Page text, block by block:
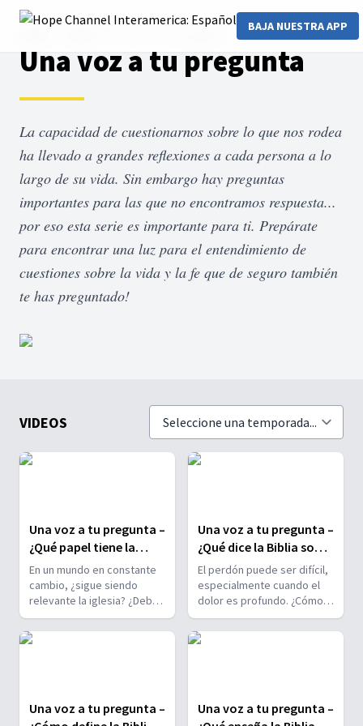
BAJA NUESTRA APP
Una voz a tu pregunta
La capacidad de cuestionarnos sobre lo que nos rodea
ha llevado a grandes reflexiones a cada persona a lo
largo de su vida. Sin embargo hay preguntas
importantes para las que no encontramos respuesta...
por eso esta serie es importante para ti. Prepárate
para encontrar una luz para el entendimiento de
cuestiones sobre la vida y la fe que de seguro también
te has preguntado!
VIDEOS
Una voz a tu pregunta –
¿Qué papel tiene la
Iglesia hoy en día?
En un mundo en constante
cambio, ¿sigue siendo
relevante la iglesia? ¿Debe
adaptarse a los tiempos
modernos o mantenerse
igual? En este episodio de
su papel en la sociedad y su
Una voz a tu pregunta –
¿Qué dice la Biblia sobre
el perdón?
El perdón puede ser difícil,
especialmente cuando el
dolor es profundo. ¿Cómo
podemos aprender a
perdonar? En este episodio
de Una Voz a Tu Pregunta,
nuestras relaciones con los
Una voz a tu pregunta –
Una voz a tu pregunta –